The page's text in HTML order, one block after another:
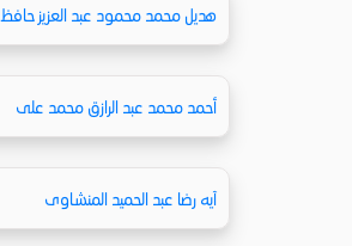
هديل محمد محمود عبد العزيز حافظ
أحمد محمد عبد الرازق محمد على
آيه رضا عبد الحميد المنشاوى